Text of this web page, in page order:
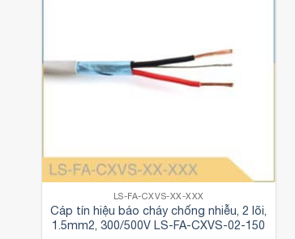
LS-FA-CXVS-XX-XXX
Cáp tín hiệu báo cháy chống nhiễu, 2 lõi,
1.5mm2, 300/500V LS-FA-CXVS-02-150
CADISUN
W 1x? – 6/10
CÁP TRUNG THẾ CADISUN
chắn sợi đồng, không giáp –
C(A)XV/CWS-W 1x? –
3.6/6(7.2)kV